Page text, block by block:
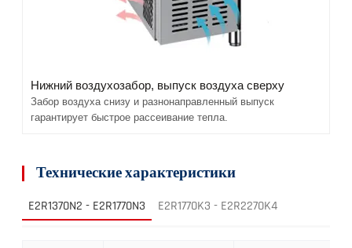
Нижний воздухозабор, выпуск воздуха сверху
Забор воздуха снизу и разнонаправленный выпуск
гарантирует быстрое рассеивание тепла.
Технические характеристики
E2R1370N2 - E2R1770N3 E2R1770K3 - E2R2270K4